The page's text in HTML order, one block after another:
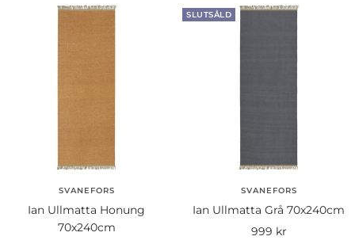
SVANEFORS
Ian Ullmatta Honung
70x240cm
SLUTSÅLD
SVANEFORS
Ian Ullmatta Grå 70x240cm
Rea-
999 kr